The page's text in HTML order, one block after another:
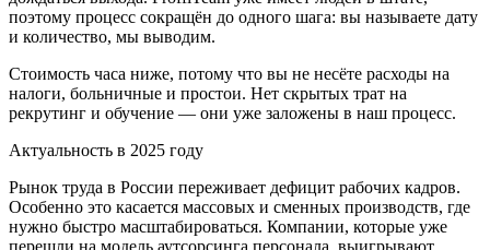
поэтому процесс сокращён до одного шага: вы называете дату
и количество, мы выводим.
Стоимость часа ниже, потому что вы не несёте расходы на
налоги, больничные и простои. Нет скрытых трат на
рекрутинг и обучение — они уже заложены в наш процесс.
Актуальность в 2025 году
Рынок труда в России переживает дефицит рабочих кадров.
Особенно это касается массовых и сменных производств, где
нужно быстро масштабироваться. Компании, которые уже